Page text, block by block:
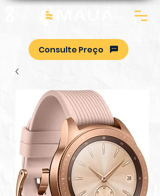
Consulte Preço